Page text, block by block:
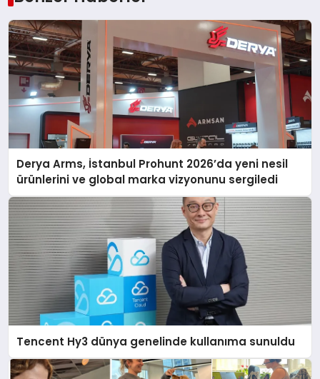
Derya Arms, İstanbul Prohunt 2026’da yeni nesil
ürünlerini ve global marka vizyonunu sergiledi
Tencent Hy3 dünya genelinde kullanıma sunuldu